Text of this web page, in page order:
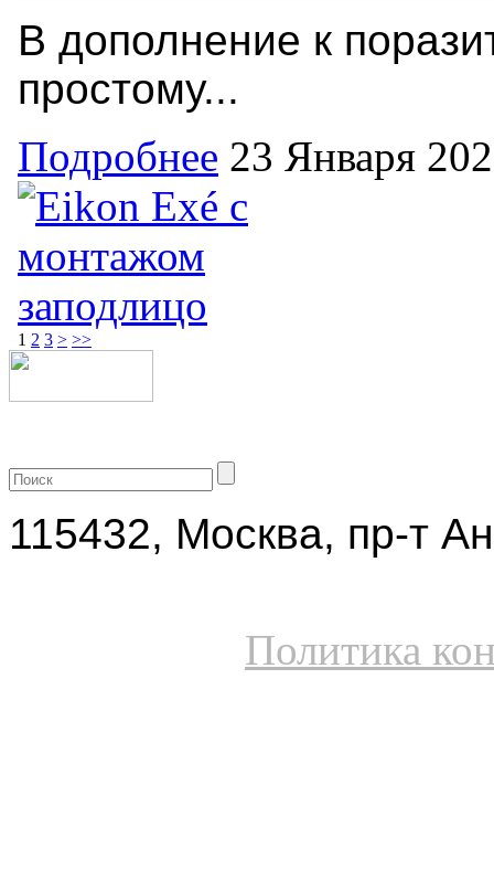
В дополнение к
простому...
Подробнее 23 Января
1 2 3 > >>
115432, Москва, пр-т
Политика